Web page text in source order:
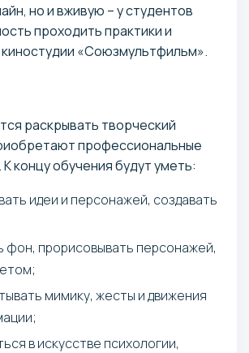
но и вживую – у студентов
проходить практики и
«Союзмультфильм».
раскрывать творческий
профессиональные
концу обучения будут уметь:
идеи и персонажей, создавать
фон, прорисовывать персонажей,
мимику, жесты и движения
в искусстве психологии,